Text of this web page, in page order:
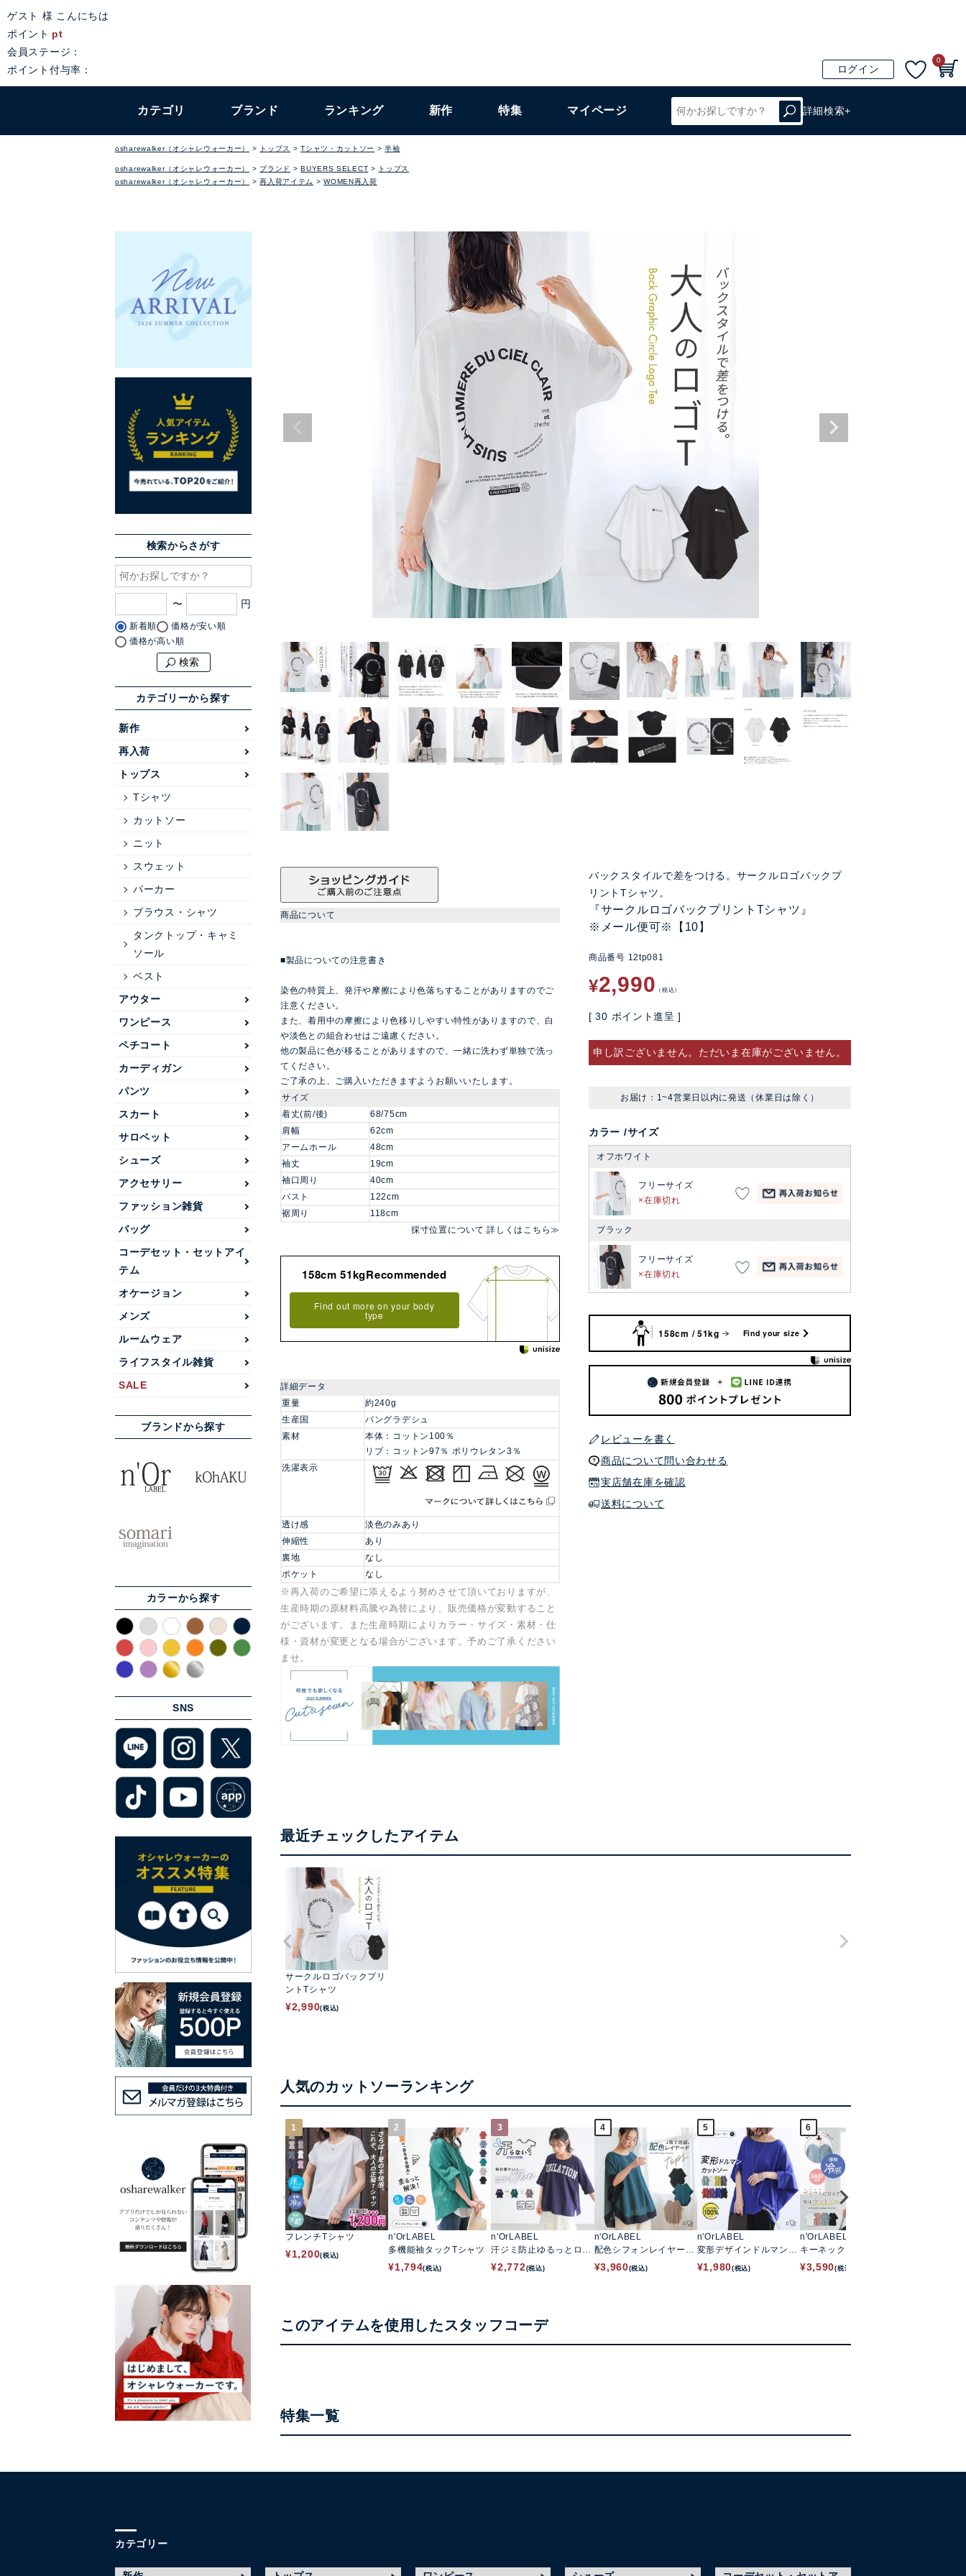
ゲスト 様 こんにちは
ポイント pt
会員ステージ：
ポイント付与率：
ログイン
0
カテゴリ ブランド ランキング 新作 特集 マイページ 詳細検索+
osharewalker（オシャレウォーカー） トップス Tシャツ・カットソー 半袖
osharewalker（オシャレウォーカー） ブランド BUYERS SELECT
トップス
osharewalker（オシャレウォーカー）
再入荷アイテム WOMEN再入荷
検索からさがす
〜
新着順
価格が安い順
価格が高い順
検索
カテゴリーから探す
新作
再入荷
トップス
Tシャツ
カットソー
ニット
スウェット
パーカー
ブラウス・シャツ
タンクトップ・キャミ
ソール
ベスト
アウター
ワンピース
ペチコート
カーディガン
パンツ
スカート
サロペット
シューズ
アクセサリー
ファッション雑貨
バッグ
コーデセット・セットアイ
テム
オケージョン
メンズ
ルームウェア
ライフスタイル雑貨
SALE
ブランドから探す
カラーから探す
SNS
バックスタイルで差をつける。サークルロゴバックプ
リントTシャツ。
『サークルロゴバックプリントTシャツ』
※メール便可※【10】
商品番号 12tp081
¥2,990 税込
[ 30 ポイント進呈 ]
申し訳ございません。ただいま在庫がございません。
お届け：1~4営業日以内に発送（休業日は除く）
カラー サイズ
オフホワイト
フリーサイズ
在庫切れ
ブラック
フリーサイズ
在庫切れ
158cm / 51kg Find your size
レビューを書く
商品について問い合わせる
実店舗在庫を確認
送料について
商品について
■製品についての注意書き
染色の特質上、発汗や摩擦により色落ちすることがありますのでご
注意ください。
また、着用中の摩擦により色移りしやすい特性がありますので、白
や淡色との組合わせはご遠慮ください。
他の製品に色が移ることがありますので、一緒に洗わず単独で洗っ
てください。
ご了承の上、ご購入いただきますようお願いいたします。
サイズ
着丈(前/後)
68/75cm
肩幅
62cm
アームホール
48cm
袖丈
19cm
袖口周り
40cm
バスト
122cm
裾周り
118cm
採寸位置について 詳しくはこちら≫
158cm 51kgRecommended
Find out more on your body
type
詳細データ
重量
約240g
生産国
バングラデシュ
素材
本体：コットン100％
リブ：コットン97％ ポリウレタン3％
洗濯表示
透け感
淡色のみあり
伸縮性
あり
裏地
なし
ポケット
なし
※再入荷のご希望に添えるよう努めさせて頂いておりますが、
生産時期の原材料高騰や為替により、販売価格が変動すること
がございます。また生産時期によりカラー・サイズ・素材・仕
様・資材が変更となる場合がございます。予めご了承ください
ませ。
最近チェックしたアイテム
サークルロゴバックプリ
ントTシャツ
¥2,990(税込)
人気のカットソーランキング
1
フレンチTシャツ
¥1,200(税込)
2
n'OrLABEL
多機能袖タックTシャツ
¥1,794(税込)
3
n'OrLABEL
汗ジミ防止ゆるっとロゴ
Tシャツ
¥2,772(税込)
4
n'OrLABEL
配色シフォンレイヤード
トップス
¥3,960(税込)
5
n'OrLABEL
変形デザインドルマンカ
ットソー
¥1,980(税込)
6
n'OrLABEL
キーネックフレア袖カッ
トソーシャツ
¥3,590(税込)
このアイテムを使用したスタッフコーデ
特集一覧
カテゴリー